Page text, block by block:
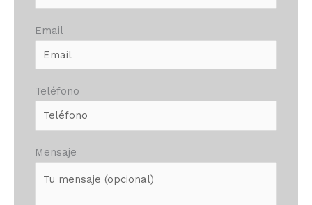
Email
Teléfono
Mensaje